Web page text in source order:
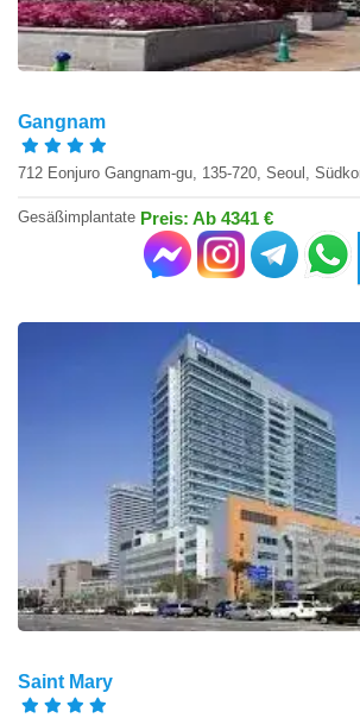
Gangnam
712 Eonjuro Gangnam-gu, 135-720, Seoul,
Gesäßimplantate Preis: Ab 4341 €
Saint Mary